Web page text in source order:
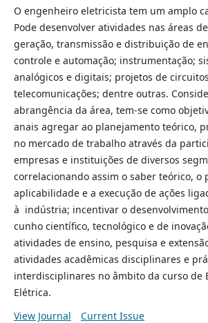
O engenheiro eletricista tem um amplo
Pode desenvolver atividades nas áreas
geração, transmissão e distribuição de
controle e automação; instrumentação;
analógicos e digitais; projetos de
telecomunicações; dentre outras.
abrangência da área, tem-se como
anais agregar ao planejamento teórico,
no mercado de trabalho através da
empresas e instituições de diversos
correlacionando assim o saber teórico, o
aplicabilidade e a execução de ações
à indústria; incentivar o
cunho científico, tecnológico e de
atividades de ensino, pesquisa e
atividades acadêmicas disciplinares e
interdisciplinares no âmbito da curso de
Elétrica.
View Journal
Current Issue